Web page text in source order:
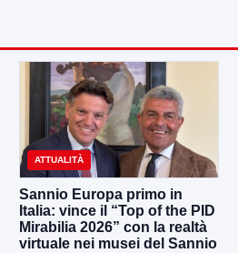
ATTUALITÀ
Sannio Europa primo in
Italia: vince il “Top of the PID
Mirabilia 2026” con la realtà
virtuale nei musei del Sannio